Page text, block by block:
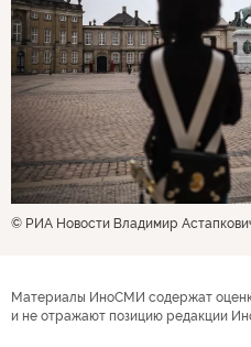
© РИА Новости Владимир
Материалы ИноСМИ содержат
и не отражают позицию редакции